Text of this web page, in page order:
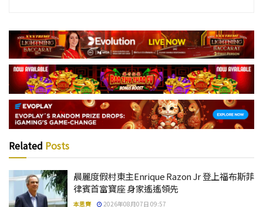
Related Posts
晨麗度假村東主Enrique Razon Jr 登上福布斯菲
律賓首富寶座 身家遙遙領先
本思齊 2026年08月07日 09:57